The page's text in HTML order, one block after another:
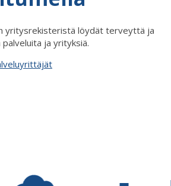
yritysrekisteristä löydät terveyttä ja
ja yrityksiä.